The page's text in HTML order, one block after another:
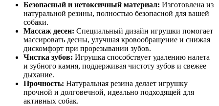
Безопасный и нетоксичный материал: Изготовлена из
натуральной резины, полностью безопасной для вашей
собаки.
Массаж десен: Специальный дизайн игрушки помогает
массировать десны, улучшая кровообращение и снижая
дискомфорт при прорезывании зубов.
Чистка зубов: Игрушка способствует удалению налета
и зубного камня, поддерживая чистоту зубов и свежее
дыхание.
Прочность: Натуральная резина делает игрушку
прочной и долговечной, идеально подходящей для
активных собак.